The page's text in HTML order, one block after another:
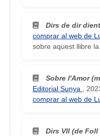
Dirs de dir dient
comprar al web de
sobre aquest llibre
Sobre l'Amor
Editorial Sunya
comprar al web de
Dirs VII (de Foll